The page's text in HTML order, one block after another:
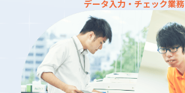
データ入力・チェック業務